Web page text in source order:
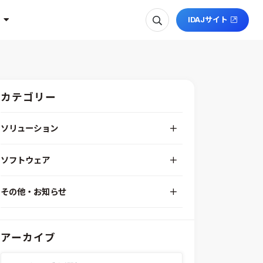
IDAJサイト
カテゴリー
ソリューション
組込みソフトウェア開発プラットフォーム
システムシミュレーション
ソフトウェア
modeFRONTIER
その他・お知らせ
IDAJからのお知らせ
アーカイブ